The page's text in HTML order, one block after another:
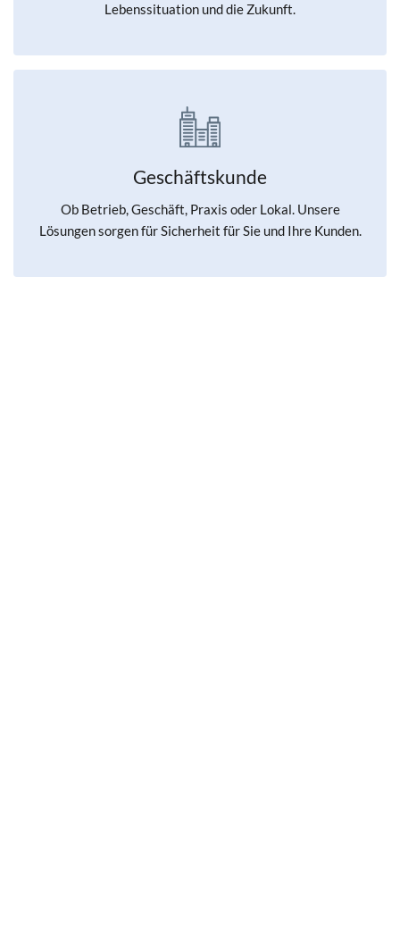
Lebenssituation und die Zukunft.
Geschäftskunde
Ob Betrieb, Geschäft, Praxis oder Lokal. Unsere
Lösungen sorgen für Sicherheit für Sie und Ihre Kunden.